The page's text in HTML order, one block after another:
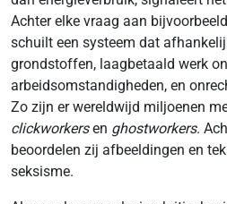
Achter elke vraag aan
schuilt een systeem dat
grondstoffen, laagbetaald werk
arbeidsomstandigheden, en
Zo zijn er wereldwijd miljoenen
clickworkersen ghostworkers.
beoordelen zij afbeeldingen en
seksisme.